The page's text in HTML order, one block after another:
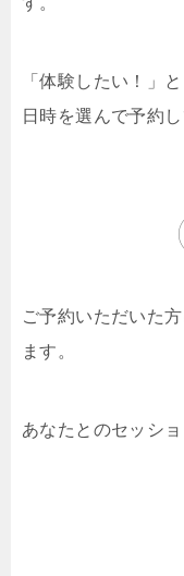
「体験したい！」
日時を選んで予約し
ご予約いただいた
ます。
あなたとのセッシ